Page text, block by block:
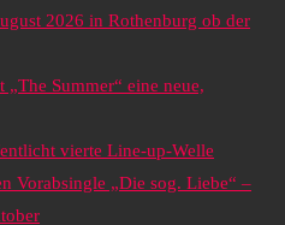
2026 in Rothenburg ob der
Summer“ eine neue,
vierte Line-up-Welle
Vorabsingle „Die sog. Liebe“ –